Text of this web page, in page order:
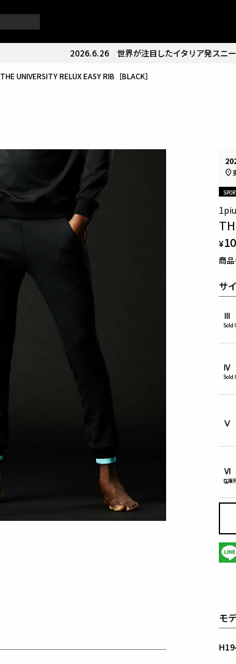
2026.6.26世界が注目したイタリア発スニー
THE UNIVERSITY RELUX EASY RIB［BLACK］
¥
商
サ
Ⅲ
Sold
Ⅳ
Sold
Ⅴ
Ⅵ
在庫
モ